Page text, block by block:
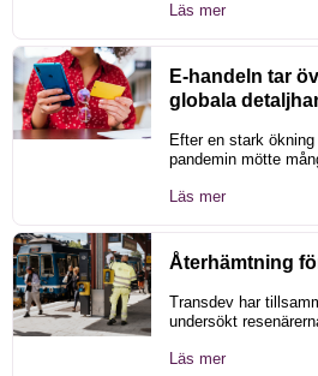
Läs mer
E-handeln tar
globala
Efter en stark
pandemin mötte
Läs mer
Återhämtning
Transdev har
undersökt
Läs mer